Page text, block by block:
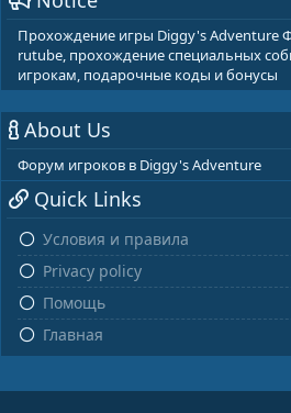
Прохождение игры Diggy's Adventure
rutube, прохождение специальных
игрокам, подарочные коды и бонусы
About Us
Форум игроков в Diggy's Adventure
Quick Links
Условия и правила
Privacy policy
Помощь
Главная